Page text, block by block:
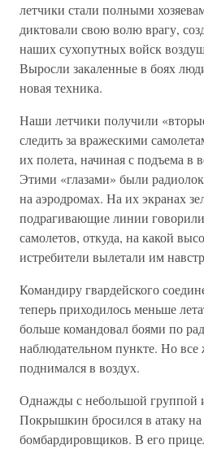
летчики стали полными
диктовали свою волю врагу,
наших сухопутных войск
Выросли закаленные в боях
новая техника.
Наши летчики получили
следить за вражескими
их полета, начиная с подъема в
Этими «глазами» были
на аэродромах. На их экранах
подрагивающие линии
самолетов, откуда, на какой
истребители вылетали им
Командиру гвардейского
теперь приходилось меньше
больше командовал боями по
наблюдательном пункте. Но
поднимался в воздух.
Однажды с небольшой группой
Покрышкин бросился в атаку
бомбардировщиков. В его